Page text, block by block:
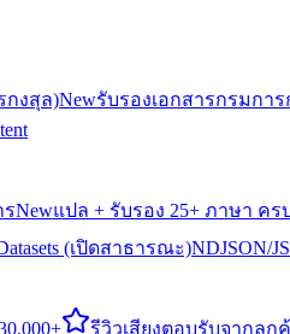
กงสุล)Newรับรองเอกสารกรมกา
รNewแปล + รับรอง 25+ ภาษา คร
(เปิดสาธารณะ)NDJSON/
รีวิวเสียงตอบรับจากลูก